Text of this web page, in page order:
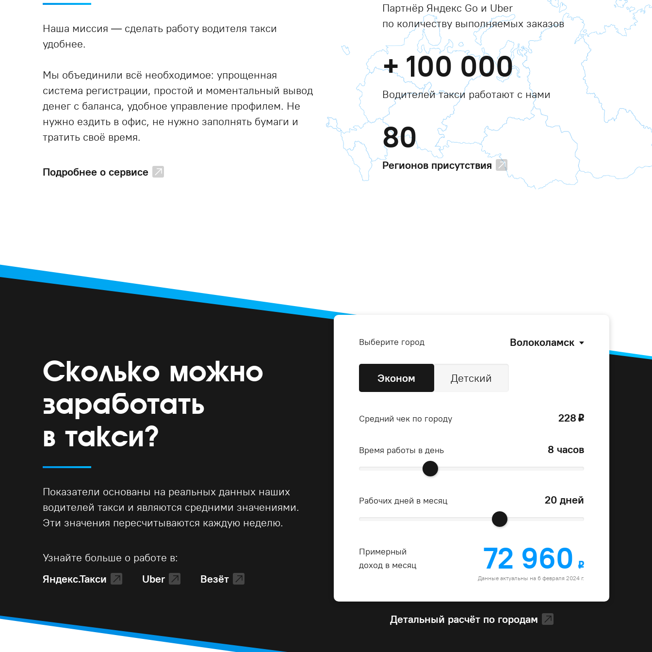
Наша миссия — сделать работу водителя такси
удобнее.
Мы объединили всё необходимое: упрощенная
система регистрации, простой и моментальный вывод
денег с баланса, удобное управление профилем. Не
нужно ездить в офис, не нужно заполнять бумаги и
тратить своё время.
Подробнее о сервисе
Партнёр Яндекс Go и Uber
по количеству выполняемых заказов
+100 000
Водителей такси работают с нами
80
Регионов присутствия
Сколько можно
заработать
в такси?
Показатели основаны на реальных данных наших
водителей такси и являются средними значениями.
Эти значения пересчитываются каждую неделю.
Узнайте больше о работе в:
Яндекс.Такси
Uber Везёт
Выберите город Волоколамск
Эконом Детский
Средний чек по городу 228 o
Время работы в день 8 часов
Рабочих дней в месяц 20 дней
Примерный
доход в месяц
72 960
o
Данные актуальны на 6 февраля 2024 г.
Детальный расчёт по городам